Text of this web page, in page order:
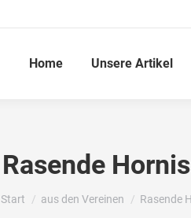
Home Unsere Artikel
Rasende
Sie befinden sich hier:
Start aus den Vereinen Rasende